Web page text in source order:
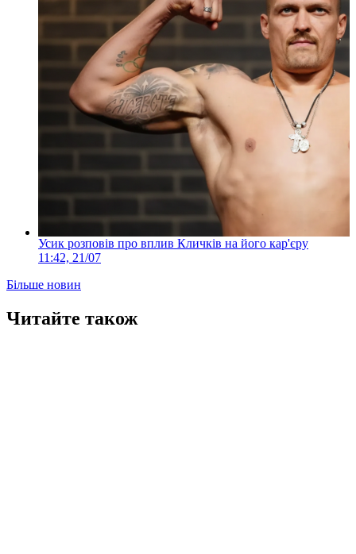
Усик розповів про вплив Кличків на його кар'єру
11:42, 21/07
Більше новин
Читайте також